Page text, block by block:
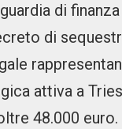
di
di
attiva a
48.000